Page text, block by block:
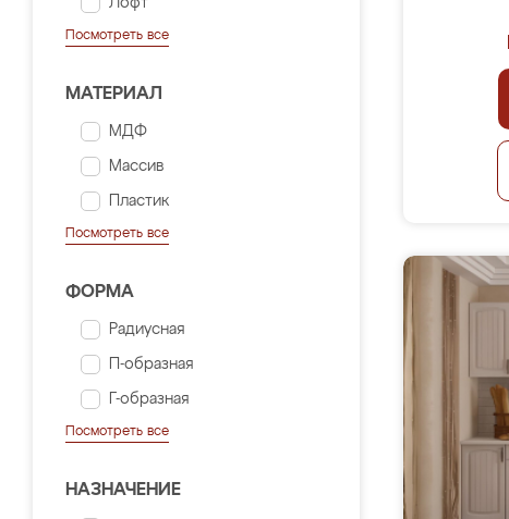
Лофт
Посмотреть все
МАТЕРИАЛ
МДФ
Массив
Пластик
Посмотреть все
ФОРМА
Радиусная
П-образная
Г-образная
Посмотреть все
НАЗНАЧЕНИЕ